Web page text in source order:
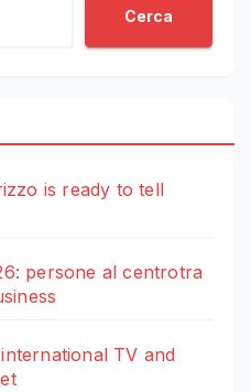
Cerca
is ready to tell
persone al centrotra
TV and